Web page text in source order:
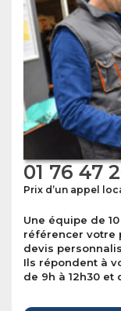
01 76 47
Prix d’un appel
Une équipe de
référencer votre
devis
Ils répondent à
de 9h à 12h30 et